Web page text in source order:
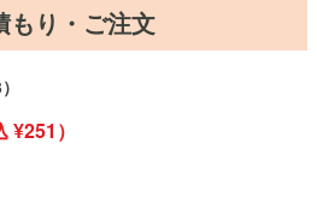
もり・ご注文
¥251）